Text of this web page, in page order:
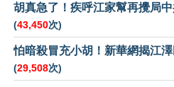
胡真急了！疾呼江家幫再攪局
(43,450次)
怕暗殺冒充小胡！新華網揭江
(29,508次)